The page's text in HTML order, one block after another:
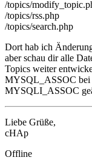
/topics/
/topics/rss.php
/topics/search.php
Dort hab ich
aber schau dir alle
Topics weiter
MYSQL_ASSOC bei
MYSQLI_ASSOC
Liebe Grüße,
cHAp
Offline